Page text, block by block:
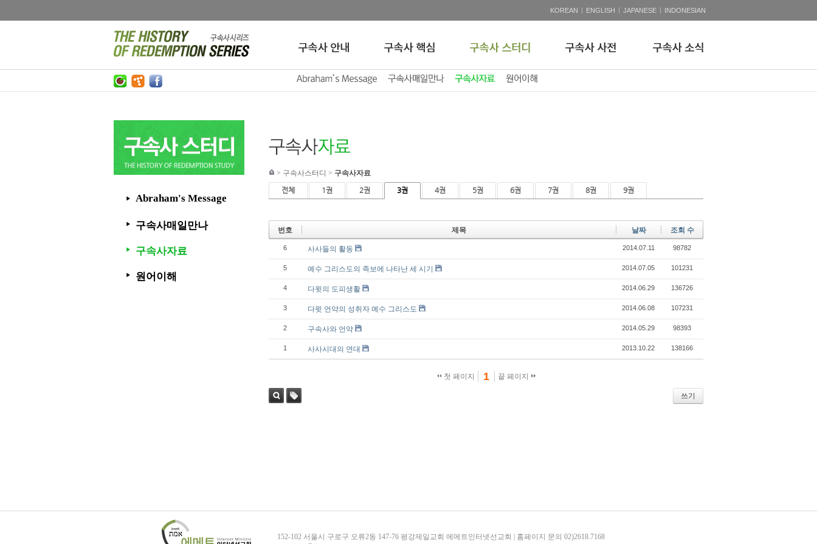
KOREAN | ENGLISH | JAPANESE | INDONESIAN
> 구속사스터디 > 구속사자료
▶ Abraham's Message
▶ 구속사매일만나
▶ 구속사자료
▶ 원어이해
전체 1권 2권 3권 4권 5권 6권 7권 8권 9권
번호 제목 날짜 조회 수
6 사사들의 활동 2014.07.11 98782
5 예수 그리스도의 족보에 나타난 세 시기 2014.07.05 101231
4 다윗의 도피생활 2014.06.29 136726
3 다윗 언약의 성취자 예수 그리스도 2014.06.08 107231
2 구속사와 언약 2014.05.29 98393
1 사사시대의 연대 2013.10.22 138166
첫 페이지 1 끝 페이지
쓰기
152-102 서울시 구로구 오류2동 147-76 평강제일교회 에메트인터넷선교회 | 홈페이지 문의 02)2618.7168